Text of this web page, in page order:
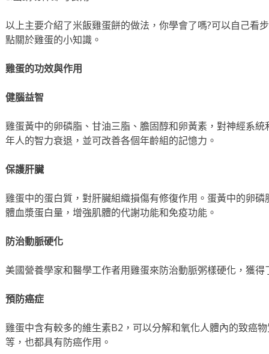
以上主要介紹了米飯雞蛋餅的做法，你學會了嗎?可以自己看
點關於雞蛋的小知識。
雞蛋的功效與作用
健腦益智
雞蛋黃中的卵磷脂、甘油三脂、膽固醇和卵黃素，對神經系
年人的智力衰退，並可改善各個年齡組的記憶力。
保護肝臟
雞蛋中的蛋白質，對肝臟組織損傷有修復作用。蛋黃中的卵
體血漿蛋白量，增強肌體的代謝功能和免疫功能。
防治動脈硬化
美國營養學家和醫學工作者用雞蛋來防治動脈粥樣硬化，獲
預防癌症
雞蛋中含有較多的維生素B2，可以分解和氧化人體內的致癌
等，也都具有防癌作用。